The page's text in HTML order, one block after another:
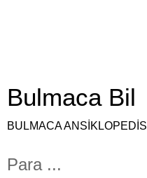
Bulmaca Bil
BULMACA ANSİKLOPEDİSİ
Para ...